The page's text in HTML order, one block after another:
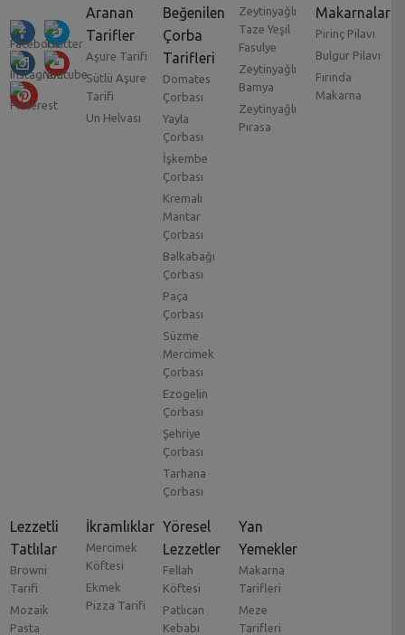
Aranan
Tarifler
Aşure Tarifi
Sütlü Aşure
Tarifi
Un Helvası
Beğenilen
Çorba
Tarifleri
Domates
Çorbası
Yayla
Çorbası
İşkembe
Çorbası
Kremalı
Mantar
Çorbası
Balkabağı
Çorbası
Paça
Çorbası
Süzme
Mercimek
Çorbası
Ezogelin
Çorbası
Şehriye
Çorbası
Tarhana
Çorbası
Zeytinyağlı
Taze Yeşil
Fasulye
Zeytinyağlı
Bamya
Zeytinyağlı
Pırasa
Makarnalar
Pirinç Pilavı
Bulgur Pilavı
Fırında
Makarna
Lezzetli
Tatlılar
Browni
Tarifi
Mozaik
Pasta
İkramlıklar
Mercimek
Köftesi
Ekmek
Pizza Tarifi
Yöresel
Lezzetler
Fellah
Köftesi
Patlıcan
Kebabı
Yan
Yemekler
Makarna
Tarifleri
Meze
Tarifleri